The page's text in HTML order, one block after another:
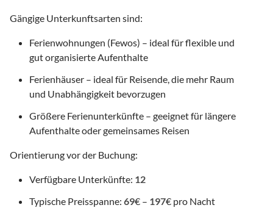
Gängige Unterkunftsarten sind:
Ferienwohnungen (Fewos) – ideal für flexible und
gut organisierte Aufenthalte
Ferienhäuser – ideal für Reisende, die mehr Raum
und Unabhängigkeit bevorzugen
Größere Ferienunterkünfte – geeignet für längere
Aufenthalte oder gemeinsames Reisen
Orientierung vor der Buchung:
Verfügbare Unterkünfte: 12
Typische Preisspanne: 69€ – 197€ pro Nacht